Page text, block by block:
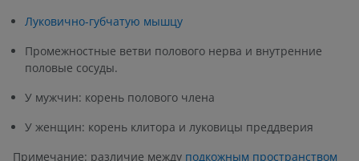
Луковично-губчатую мышцу
Промежностные ветви полового нерва и внутренние
половые сосуды.
У мужчин: корень полового члена
У женщин: корень клитора и луковицы преддверия
Примечание: различие между подкожным пространством